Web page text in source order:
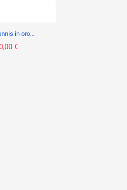
in oro...
€